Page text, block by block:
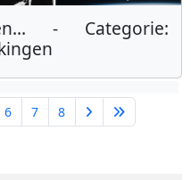
- Categorie:
6 7 8